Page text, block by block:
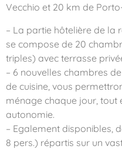
Vecchio et 20 km de
– La partie hôtelière de la
se compose de 20
triples) avec terrasse
– 6 nouvelles chambres
de cuisine, vous
ménage chaque jour, tout
autonomie.
– Egalement disponibles,
8 pers.) répartis sur un